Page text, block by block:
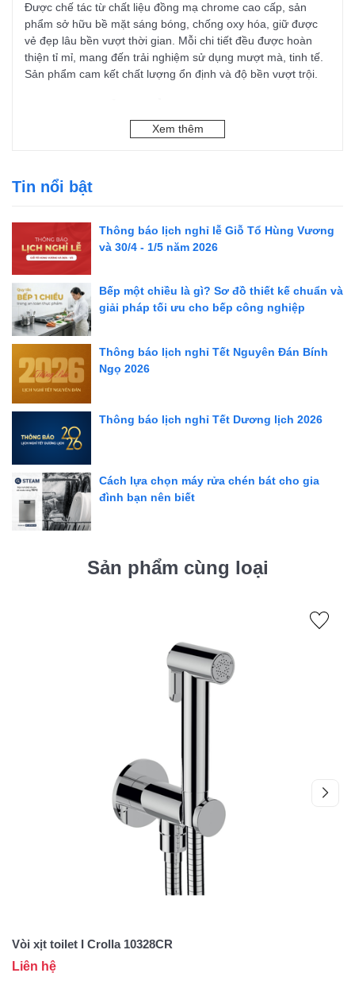
Được chế tác từ chất liệu đồng mạ chrome cao cấp, sản
phẩm sở hữu bề mặt sáng bóng, chống oxy hóa, giữ được
vẻ đẹp lâu bền vượt thời gian. Mỗi chi tiết đều được hoàn
thiện tỉ mỉ, mang đến trải nghiệm sử dụng mượt mà, tinh tế.
Sản phẩm cam kết chất lượng ổn định và độ bền vượt trội.
Tên sản phẩm: Dây sen chống xoắn dài 1.5m I Crolla
Chất liệu: Đồng mạ chrome
Xuất xứ: Italy
Bảo hành: 24 tháng
Đặc điểm nổi bật
Thiết kế sang trọng, hiện đại theo phong cách Châu Âu
Chất liệu đồng mạ chrome bền bỉ, sáng bóng, dễ dàng
vệ sinh
Tia phun êm, nhẹ và chống ồn, tiết kiệm nước
Sản xuất theo tiêu chuẩn EU mới nhất
Dễ dàng lắp đặt
Thông số kỹ thuật
Mã sản phẩm: 10077CR
Cam kết
Hàng chính hãng nhập khẩu nguyên chiếc từ Italy
Tư vấn và hỗ trợ khách hàng trước và sau bán hàng
Xem thêm
Tin nổi bật
Thông báo lịch nghỉ lễ Giỗ Tổ Hùng Vương
và 30/4 - 1/5 năm 2026
Bếp một chiều là gì? Sơ đồ thiết kế chuẩn và
giải pháp tối ưu cho bếp công nghiệp
Thông báo lịch nghỉ Tết Nguyên Đán Bính
Ngọ 2026
Thông báo lịch nghỉ Tết Dương lịch 2026
Cách lựa chọn máy rửa chén bát cho gia
đình bạn nên biết
Sản phẩm cùng loại
Vòi xịt toilet I Crolla 10328CR
Liên hệ